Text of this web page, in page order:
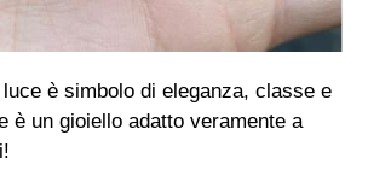
è simbolo di eleganza, classe e
è un gioiello adatto veramente a